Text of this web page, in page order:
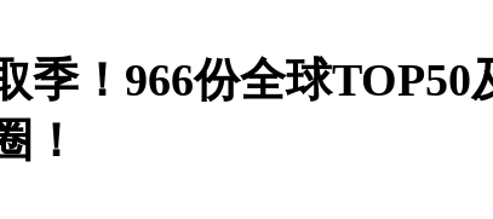
季！966份全球
！